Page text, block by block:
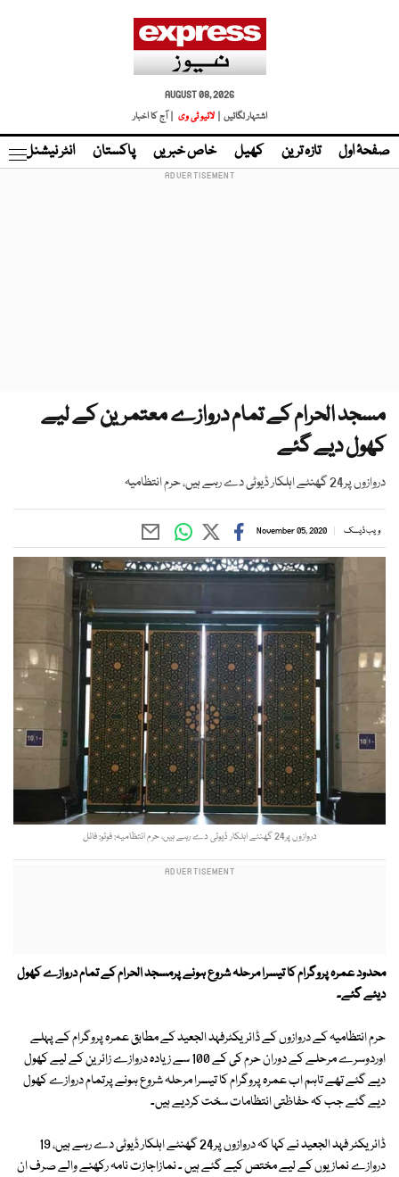
AUGUST 08, 2026
اشتہار لگائیں |
لائیو ٹی وی | آج کا اخبار
صفحۂ اول تازہ ترین کھیل خاص خبریں پاکستان انٹر نیشنل
مسجد الحرام کے تمام دروازے معتمرین کے لیے
کھول دیے گئے
دروازوں پر24 گھنٹے اہلکار ڈیوٹی دے رہے ہیں، حرم انتظامیہ
ویب ڈیسک November 05, 2020
دروازوں پر24 گھنٹے اہلکار ڈیوٹی دے رہے ہیں، حرم انتظامیہ: فوٹو: فائل
محدود عمرہ پروگرام کا تیسرا مرحلہ شروع ہونے پرمسجد الحرام کے تمام دروازے کھول
دیئے گئے۔
حرم انتظامیہ کے دروازوں کے ڈائریکٹرفہد الجعید کے مطابق عمرہ پروگرام کے پہلے
اوردوسرے مرحلے کے دوران حرم کی کے 100 سے زیادہ دروازے زائرین کے لیے کھول
دیے گئے تھے تاہم اب عمرہ پروگرام کا تیسرا مرحلہ شروع ہونے پرتمام دروازے کھول
دیے گئے جب کہ حفاظتی انتظامات سخت کردیے ہیں۔
ڈائریکٹر فہد الجعید نے کہا کہ دروازوں پر24 گھنٹے اہلکار ڈیوٹی دے رہے ہیں، 19
دروازے نمازیوں کے لیے مختص کیے گئے ہیں ۔ نمازاجازت نامہ رکھنے والے صرف ان